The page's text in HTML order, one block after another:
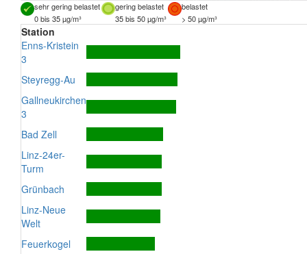
sehr gering belastet gering belastet
belastet
0 bis 35 µg/m³
35 bis 50 µg/m³ > 50 µg/m³
Station
Enns-Kristein
3
Steyregg-Au
Gallneukirchen
3
Bad Zell
Linz-24er-
Turm
Grünbach
Linz-Neue
Welt
Feuerkogel